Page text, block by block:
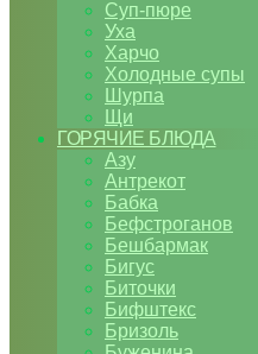
Суп-пюре
Уха
Харчо
Холодные супы
Шурпа
Щи
ГОРЯЧИЕ БЛЮДА
Азу
Антрекот
Бабка
Бефстроганов
Бешбармак
Бигус
Биточки
Бифштекс
Бризоль